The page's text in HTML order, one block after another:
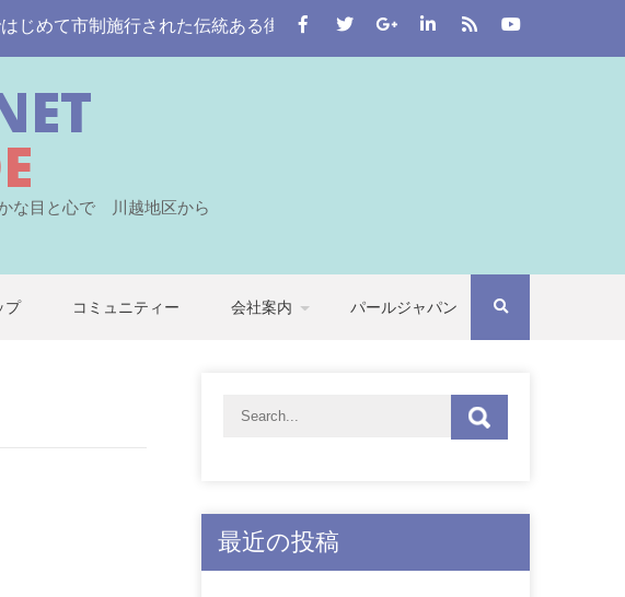
市制施行された伝統ある街。 この川越をはじめとする七つの自治体から埼
な目と心で 川越地区から
プ コミュニティー 会社案内 パールジャパン
最近の投稿